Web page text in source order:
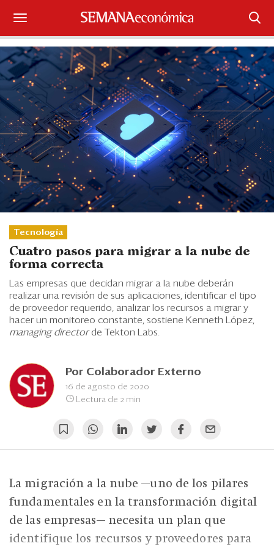
Suscríbase
Iniciar sesión
Portada
¿Qué está pasando?
Sectores y Empresas
Management
Legal y Política
Blogs
Ranking CEO
Tecnología
Cuatro pasos para migrar a la nube de
forma correcta
Las empresas que decidan migrar a la nube deberán
realizar una revisión de sus aplicaciones, identificar el tipo
de proveedor requerido, analizar los recursos a migrar y
hacer un monitoreo constante, sostiene Kenneth López,
managing directorde Tekton Labs.
Por Colaborador Externo
16 de agosto de 2020
Lectura de 2 min
La migración a la nube —uno de los pilares
fundamentales en la transformación digital
de las empresas— necesita un plan que
identifique los recursos y proveedores para